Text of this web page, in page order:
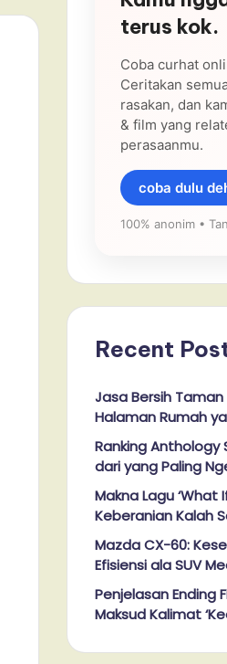
terus kok.
Coba curhat
Ceritakan
rasakan, dan
& film yang
perasaanmu.
coba dulu
100% anonim •
Recent
Jasa Bersih
Halaman Rumah
Ranking Anthology
dari yang Paling
Makna Lagu ‘What
Keberanian Kalah
Mazda CX-60:
Efisiensi ala SUV
Penjelasan Ending
Maksud Kalimat